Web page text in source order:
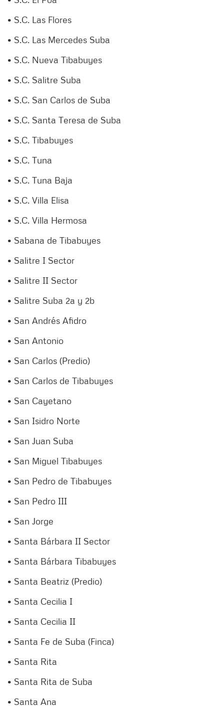
• S.C. Las Flores
• S.C. Las Mercedes Suba
• S.C. Nueva Tibabuyes
• S.C. Salitre Suba
• S.C. San Carlos de Suba
• S.C. Santa Teresa de Suba
• S.C. Tibabuyes
• S.C. Tuna
• S.C. Tuna Baja
• S.C. Villa Elisa
• S.C. Villa Hermosa
• Sabana de Tibabuyes
• Salitre I Sector
• Salitre II Sector
• Salitre Suba 2a y 2b
• San Andrés Afidro
• San Antonio
• San Carlos (Predio)
• San Carlos de Tibabuyes
• San Cayetano
• San Isidro Norte
• San Juan Suba
• San Miguel Tibabuyes
• San Pedro de Tibabuyes
• San Pedro III
• San Jorge
• Santa Bárbara II Sector
• Santa Bárbara Tibabuyes
• Santa Beatriz (Predio)
• Santa Cecilia I
• Santa Cecilia II
• Santa Fe de Suba (Finca)
• Santa Rita
• Santa Rita de Suba
• Santa Ana